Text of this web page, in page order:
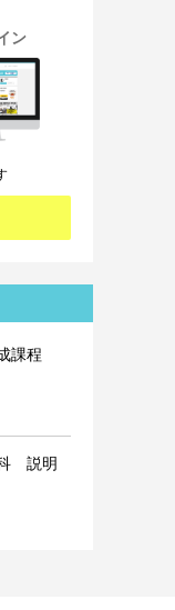
ン
課程
説明